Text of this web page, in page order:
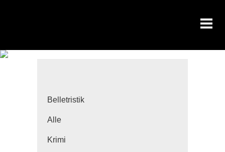
Belletristik
Alle
Krimi